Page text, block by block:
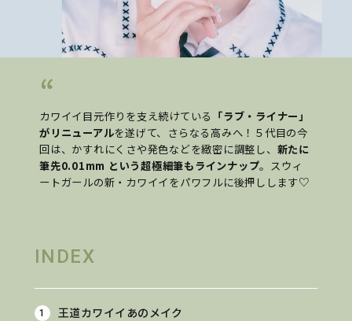
カワイイ目元作りを支え続けている 「ラブ・ライナー」
がリニューアルを遂げて、さらなる高みへ！５代目の今
回は、かすれにくさや発色などを緻密に調整し、 新たに
筆先0.01mm という超極細筆もラインナップ。スウィ
ートガールの新・カワイイをパワフルに後押しします♡
INDEX
王道カワイイあのメイク